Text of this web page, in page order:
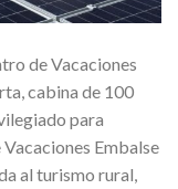
de Vacaciones
cabina de 100
para
Embalse
al turismo rural,